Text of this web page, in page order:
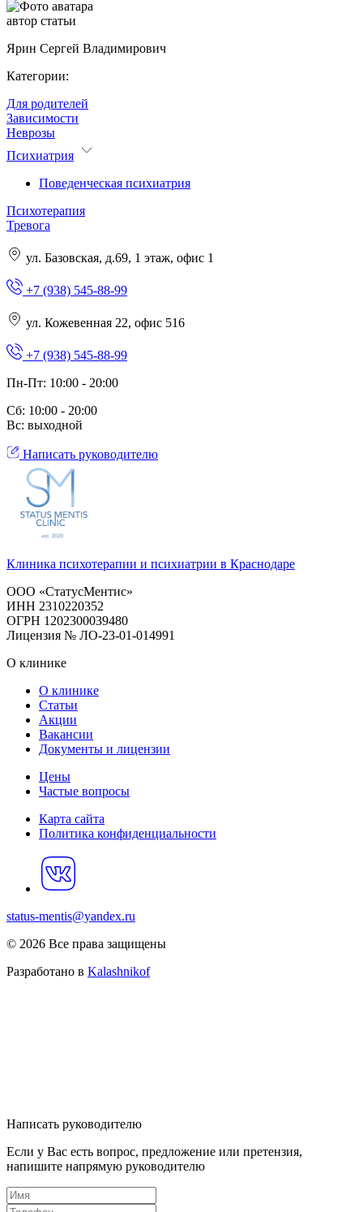
автор статьи
Ярин Сергей Владимирович
Категории:
Для родителей
Зависимости
Неврозы
Психиатрия
Поведенческая психиатрия
Психотерапия
Тревога
ул. Базовская, д.69, 1 этаж, офис 1
+7 (938) 545-88-99
ул. Кожевенная 22, офис 516
+7 (938) 545-88-99
Пн-Пт: 10:00 - 20:00
Сб: 10:00 - 20:00
Вс: выходной
Написать руководителю
Клиника психотерапии и психиатрии в Краснодаре
ООО «СтатусМентис»
ИНН 2310220352
ОГРН 1202300039480
Лицензия № ЛО-23-01-014991
О клинике
О клинике
Статьи
Акции
Вакансии
Документы и лицензии
Цены
Частые вопросы
Карта сайта
Политика конфиденциальности
status-mentis@yandex.ru
© 2026 Все права защищены
Разработано в Kalashnikof
Написать руководителю
Если у Вас есть вопрос, предложение или претензия,
напишите напрямую руководителю